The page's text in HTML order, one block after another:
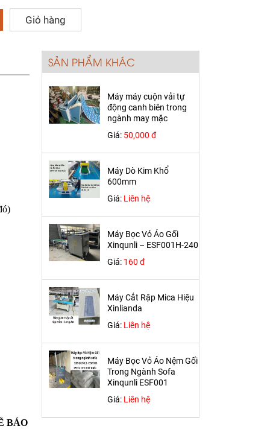
Giỏ hàng
BÁO
SẢN PHẨM KHÁC
Máy máy cuộn vải tự
động canh biên trong
ngành may mặc
Giá: 50,000 đ
Máy Dò Kim Khổ
600mm
Giá: Liên hệ
Máy Bọc Vỏ Áo Gối
Xinqunli – ESF001H-240
Giá: 160 đ
Máy Cắt Rập Mica Hiệu
Xinlianda
Giá: Liên hệ
Máy Bọc Vỏ Áo Nệm Gối
Trong Ngành Sofa
Xinqunli ESF001
Giá: Liên hệ